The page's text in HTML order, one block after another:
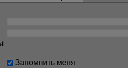
Запомнить меня